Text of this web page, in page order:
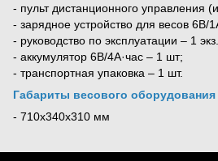
- пульт дистанционного управления
- зарядное устройство для весов 6В/
- руководство по эксплуатации – 1
- аккумулятор 6В/4А·час – 1 шт;
- транспортная упаковка – 1 шт.
Габариты весового оборудования
- 710х340х310 мм